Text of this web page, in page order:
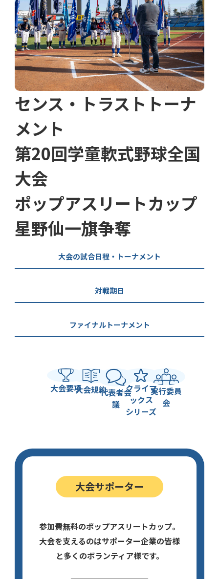
センス・トラストトーナ
メント
第20回学童軟式野球全国
大会
ポップアスリートカップ
星野仙一旗争奪
大会の試合日程・トーナメント
対戦期日
ファイナルトーナメント
大会要項大会規約代表者会
議
クライマ
ックス
シリーズ
実行委員
会
大会サポーター
参加費無料のポップアスリートカップ。
大会を支えるのはサポーター企業の皆様
と多くのボランティア様です。